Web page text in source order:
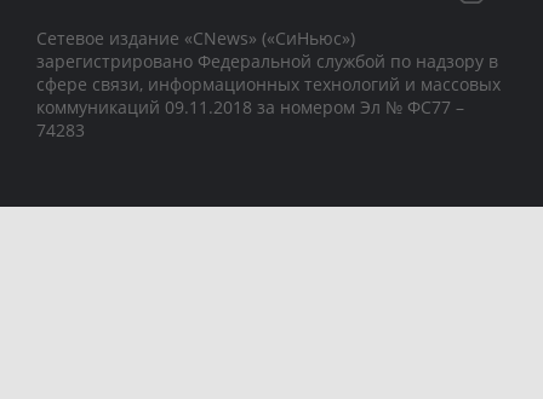
Сетевое издание «CNews» («СиНьюс»)
зарегистрировано Федеральной службой по надзору в
сфере связи, информационных технологий и массовых
коммуникаций 09.11.2018 за номером Эл № ФС77 –
74283